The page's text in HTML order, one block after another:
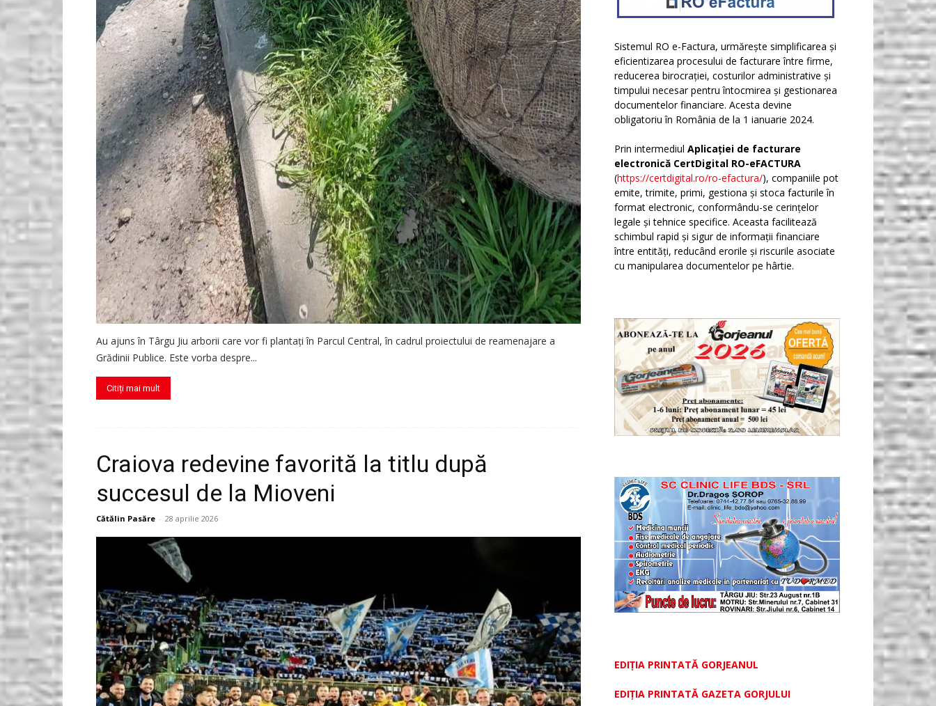
Au ajuns în Târgu Jiu arborii care vor fi plantați în Parcul Central, în cadrul proiectului de reamenajare a
Grădinii Publice. Este vorba despre...
Citiți mai mult
Craiova redevine favorită la titlu după
succesul de la Mioveni
Cătălin Pasăre - 28 aprilie 2026
Sistemul RO e-Factura, urmărește simplificarea și
eficientizarea procesului de facturare între firme,
reducerea birocrației, costurilor administrative și
timpului necesar pentru întocmirea și gestionarea
documentelor financiare. Acesta devine
obligatoriu în România de la 1 ianuarie 2024.
Prin intermediul Aplicației de facturare
electronică CertDigital RO-eFACTURA
(https://certdigital.ro/ro-efactura/), companiile pot
emite, trimite, primi, gestiona și stoca facturile în
format electronic, conformându-se cerințelor
legale și tehnice specifice. Aceasta facilitează
schimbul rapid și sigur de informații financiare
între entități, reducând erorile și riscurile asociate
cu manipularea documentelor pe hârtie.
EDIȚIA PRINTATĂ GORJEANUL
EDIŢIA PRINTATĂ GAZETA GORJULUI